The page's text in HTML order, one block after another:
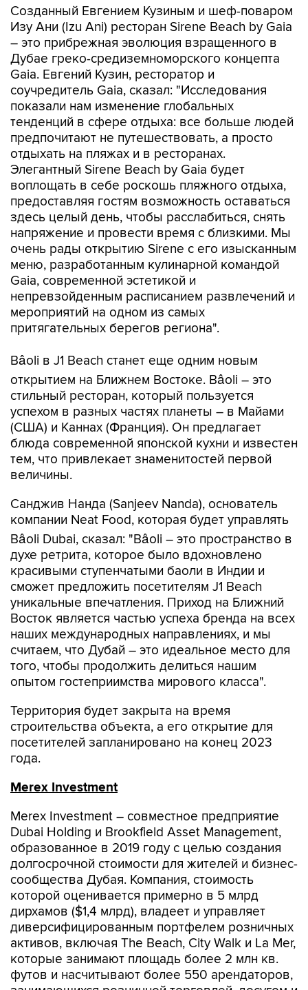
Созданный Евгением Кузиным и шеф-поваром
Изу Ани (Izu Ani) ресторан Sirene Beach by Gaia
– это прибрежная эволюция взращенного в
Дубае греко-средиземноморского концепта
Gaia. Евгений Кузин, ресторатор и
соучредитель Gaia, сказал: "Исследования
показали нам изменение глобальных
тенденций в сфере отдыха: все больше людей
предпочитают не путешествовать, а просто
отдыхать на пляжах и в ресторанах.
Элегантный Sirene Beach by Gaia будет
воплощать в себе роскошь пляжного отдыха,
предоставляя гостям возможность оставаться
здесь целый день, чтобы расслабиться, снять
напряжение и провести время с близкими. Мы
очень рады открытию Sirene с его изысканным
меню, разработанным кулинарной командой
Gaia, современной эстетикой и
непревзойденным расписанием развлечений и
мероприятий на одном из самых
притягательных берегов региона".
Bâoli в J1 Beach станет еще одним новым
открытием на Ближнем Востоке. Bâoli – это
стильный ресторан, который пользуется
успехом в разных частях планеты – в Майами
(США) и Каннах (Франция). Он предлагает
блюда современной японской кухни и известен
тем, что привлекает знаменитостей первой
величины.
Санджив Нанда (Sanjeev Nanda), основатель
компании Neat Food, которая будет управлять
Bâoli Dubai, сказал: "Bâoli – это пространство в
духе ретрита, которое было вдохновлено
красивыми ступенчатыми баоли в Индии и
сможет предложить посетителям J1 Beach
уникальные впечатления. Приход на Ближний
Восток является частью успеха бренда на всех
наших международных направлениях, и мы
считаем, что Дубай – это идеальное место для
того, чтобы продолжить делиться нашим
опытом гостеприимства мирового класса".
Территория будет закрыта на время
строительства объекта, а его открытие для
посетителей запланировано на конец 2023
года.
Merex Investment
Merex Investment – совместное предприятие
Dubai Holding и Brookfield Asset Management,
образованное в 2019 году с целью создания
долгосрочной стоимости для жителей и бизнес-
сообщества Дубая. Компания, стоимость
которой оценивается примерно в 5 млрд
дирхамов ($1,4 млрд), владеет и управляет
диверсифицированным портфелем розничных
активов, включая The Beach, City Walk и La Mer,
которые занимают площадь более 2 млн кв.
футов и насчитывают более 550 арендаторов,